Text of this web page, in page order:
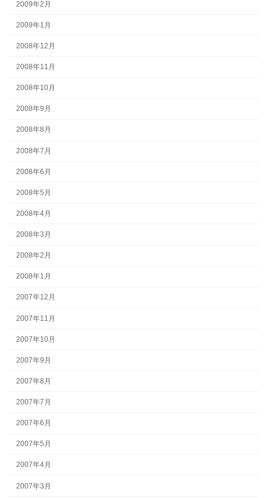
2009年2月
2009年1月
2008年12月
2008年11月
2008年10月
2008年9月
2008年8月
2008年7月
2008年6月
2008年5月
2008年4月
2008年3月
2008年2月
2008年1月
2007年12月
2007年11月
2007年10月
2007年9月
2007年8月
2007年7月
2007年6月
2007年5月
2007年4月
2007年3月